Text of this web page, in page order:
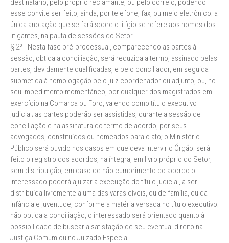
destinatário, pelo próprio reclamante, ou pelo correio, podendo
esse convite ser feito, ainda, por telefone, fax, ou meio eletrônico; a
única anotação que se fará sobre o litígio se refere aos nomes dos
litigantes, na pauta de sessões do Setor.
§ 2º - Nesta fase pré-processual, comparecendo as partes à
sessão, obtida a conciliação, será reduzida a termo, assinado pelas
partes, devidamente qualificadas, e pelo conciliador, em seguida
submetida à homologação pelo juiz coordenador ou adjunto, ou, no
seu impedimento momentâneo, por qualquer dos magistrados em
exercício na Comarca ou Foro, valendo como título executivo
judicial; as partes poderão ser assistidas, durante a sessão de
conciliação e na assinatura do termo de acordo, por seus
advogados, constituídos ou nomeados para o ato; o Ministério
Público será ouvido nos casos em que deva intervir o Órgão; será
feito o registro dos acordos, na íntegra, em livro próprio do Setor,
sem distribuição; em caso de não cumprimento do acordo o
interessado poderá ajuizar a execução do título judicial, a ser
distribuída livremente a uma das varas cíveis, ou de família, ou da
infância e juventude, conforme a matéria versada no título executivo;
não obtida a conciliação, o interessado será orientado quanto à
possibilidade de buscar a satisfação de seu eventual direito na
Justiça Comum ou no Juizado Especial.